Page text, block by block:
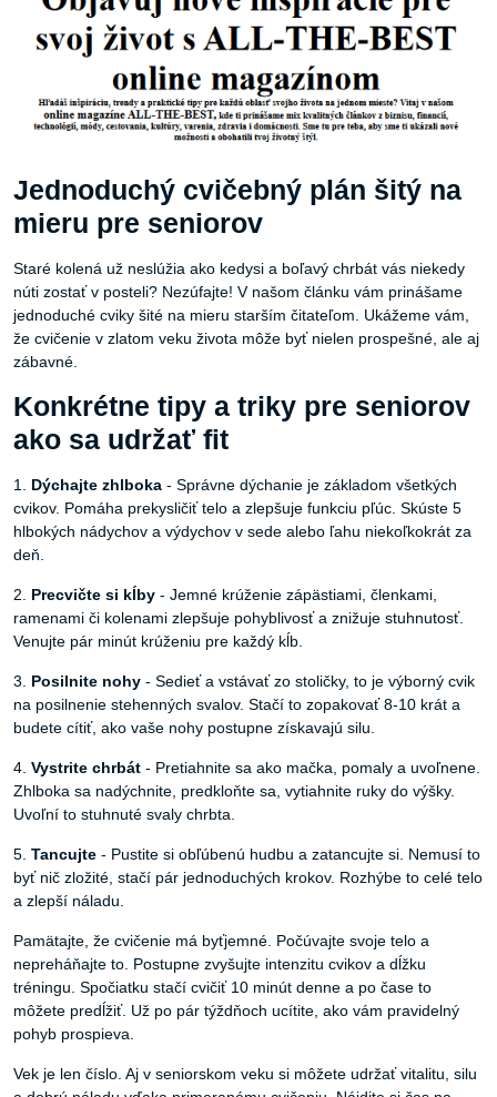
Jednoduchý cvičebný plán šitý na
mieru pre seniorov
Staré kolená už neslúžia ako kedysi a boľavý chrbát vás niekedy
núti zostať v posteli? Nezúfajte! V našom článku vám prinášame
jednoduché cviky šité na mieru starším čitateľom. Ukážeme vám,
že cvičenie v zlatom veku života môže byť nielen prospešné, ale aj
zábavné.
Konkrétne tipy a triky pre seniorov
ako sa udržať fit
1. Dýchajte zhlboka - Správne dýchanie je základom všetkých
cvikov. Pomáha prekysličiť telo a zlepšuje funkciu pľúc. Skúste 5
hlbokých nádychov a výdychov v sede alebo ľahu niekoľkokrát za
deň.
2. Precvičte si kĺby - Jemné krúženie zápästiami, členkami,
ramenami či kolenami zlepšuje pohyblivosť a znižuje stuhnutosť.
Venujte pár minút krúženiu pre každý kĺb.
3. Posilnite nohy - Sedieť a vstávať zo stoličky, to je výborný cvik
na posilnenie stehenných svalov. Stačí to zopakovať 8-10 krát a
budete cítiť, ako vaše nohy postupne získavajú silu.
4. Vystrite chrbát - Pretiahnite sa ako mačka, pomaly a uvoľnene.
Zhlboka sa nadýchnite, predkloňte sa, vytiahnite ruky do výšky.
Uvoľní to stuhnuté svaly chrbta.
5. Tancujte - Pustite si obľúbenú hudbu a zatancujte si. Nemusí to
byť nič zložité, stačí pár jednoduchých krokov. Rozhýbe to celé telo
a zlepší náladu.
Pamätajte, že cvičenie má byťjemné. Počúvajte svoje telo a
nepreháňajte to. Postupne zvyšujte intenzitu cvikov a dĺžku
tréningu. Spočiatku stačí cvičiť 10 minút denne a po čase to
môžete predĺžiť. Už po pár týždňoch ucítite, ako vám pravidelný
pohyb prospieva.
Vek je len číslo. Aj v seniorskom veku si môžete udržať vitalitu, silu